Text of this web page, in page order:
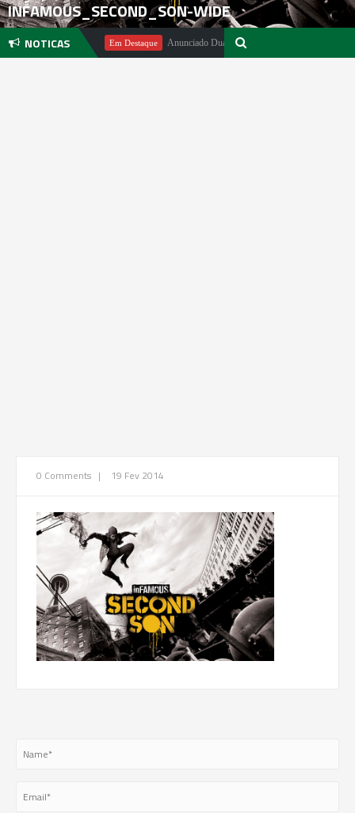
INFAMOUS_SECOND_SON-WIDE
NOTICAS
Pachter Em Destaque Anunciado DualSense The Last of Us Limited Edition
0 Comments | 19 Fev 2014